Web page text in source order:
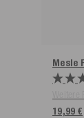
Mesle
19,99 €